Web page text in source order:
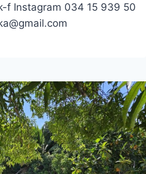
f Instagram 034 15 939 50